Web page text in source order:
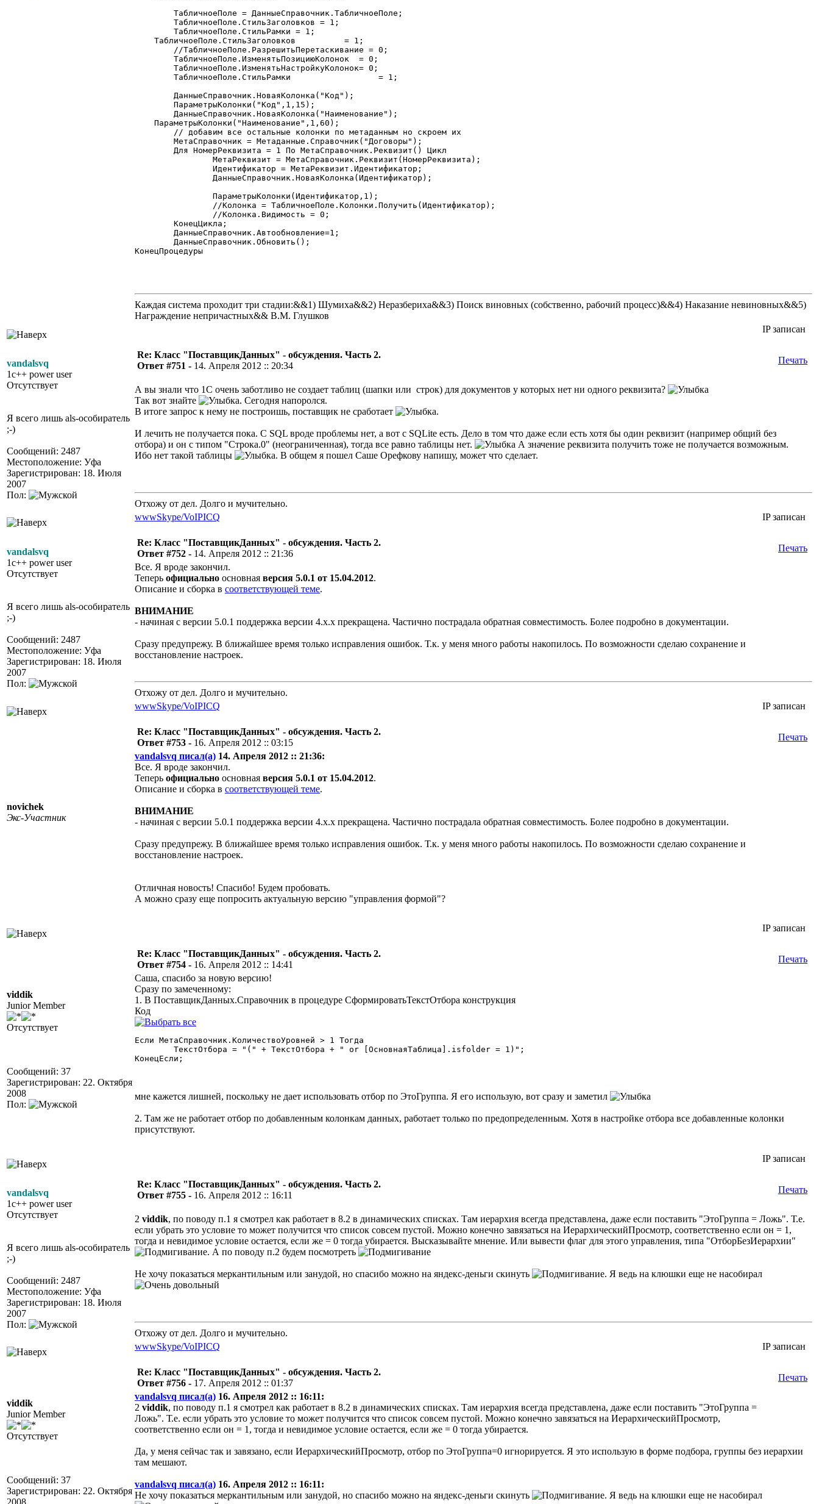
    ТабличноеПоле.СтильЗаголовков	   = 1;
    ПараметрыКолонки("Наименование",1,60);
КонецПроцедуры
Каждая система проходит три стадии:&&1) Шумиха&&2) Неразбериха&&3) Поиск виновных (собственно, рабочий процесс)&&4) Наказание невиновных&&5)
Награждение непричастных&& В.М. Глушков
IP записан
vandalsvq
1c++ power user
Отсутствует
Я всего лишь als-особиратель
;-)
Сообщений: 2487
Местоположение: Уфа
Зарегистрирован: 18. Июля
2007
Пол:
Re: Класс "ПоставщикДанных" - обсуждения. Часть 2.
Ответ #751 - 14. Апреля 2012 :: 20:34
Печать
А вы знали что 1С очень заботливо не создает таблиц (шапки или строк) для документов у которых нет ни одного реквизита?
Так вот знайте
. Сегодня напоролся.
В итоге запрос к нему не построишь, поставщик не сработает
.
И лечить не получается пока. С SQL вроде проблемы нет, а вот с SQLite есть. Дело в том что даже если есть хотя бы один реквизит (например общий без
отбора) и он с типом "Строка.0" (неограниченная), тогда все равно таблицы нет.
А значение реквизита получить тоже не получается возможным.
Ибо нет такой таблицы
. В общем я пошел Саше Орефкову напишу, может что сделает.
Отхожу от дел. Долго и мучительно.
wwwSkype/VoIPICQ IP записан
vandalsvq
1c++ power user
Отсутствует
Я всего лишь als-особиратель
;-)
Сообщений: 2487
Местоположение: Уфа
Зарегистрирован: 18. Июля
2007
Пол:
Re: Класс "ПоставщикДанных" - обсуждения. Часть 2.
Ответ #752 - 14. Апреля 2012 :: 21:36
Печать
Все. Я вроде закончил.
Теперь официально основная версия 5.0.1 от 15.04.2012.
Описание и сборка в соответствующей теме.
ВНИМАНИЕ
- начиная с версии 5.0.1 поддержка версии 4.х.х прекращена. Частично пострадала обратная совместимость. Более подробно в документации.
Сразу предупрежу. В ближайшее время только исправления ошибок. Т.к. у меня много работы накопилось. По возможности сделаю сохранение и
восстановление настроек.
Отхожу от дел. Долго и мучительно.
wwwSkype/VoIPICQ IP записан
novichek
Экс-Участник
Re: Класс "ПоставщикДанных" - обсуждения. Часть 2.
Ответ #753 - 16. Апреля 2012 :: 03:15
Печать
vandalsvq писал(а) 14. Апреля 2012 :: 21:36:
Все. Я вроде закончил.
Теперь официально основная версия 5.0.1 от 15.04.2012.
Описание и сборка в соответствующей теме.
ВНИМАНИЕ
- начиная с версии 5.0.1 поддержка версии 4.х.х прекращена. Частично пострадала обратная совместимость. Более подробно в документации.
Сразу предупрежу. В ближайшее время только исправления ошибок. Т.к. у меня много работы накопилось. По возможности сделаю сохранение и
восстановление настроек.
Отличная новость! Спасибо! Будем пробовать.
А можно сразу еще попросить актуальную версию "управления формой"?
IP записан
viddik
Junior Member
Отсутствует
Сообщений: 37
Зарегистрирован: 22. Октября
2008
Пол:
Re: Класс "ПоставщикДанных" - обсуждения. Часть 2.
Ответ #754 - 16. Апреля 2012 :: 14:41
Печать
Саша, спасибо за новую версию!
Сразу по замеченному:
1. В ПоставщикДанных.Справочник в процедуре СформироватьТекстОтбора конструкция
Код
Если МетаСправочник.КоличествоУровней > 1 Тогда
КонецЕсли;
мне кажется лишней, поскольку не дает использовать отбор по ЭтоГруппа. Я его использую, вот сразу и заметил
2. Там же не работает отбор по добавленным колонкам данных, работает только по предопределенным. Хотя в настройке отбора все добавленные колонки
присутствуют.
IP записан
vandalsvq
1c++ power user
Отсутствует
Я всего лишь als-особиратель
;-)
Сообщений: 2487
Местоположение: Уфа
Зарегистрирован: 18. Июля
2007
Пол:
Re: Класс "ПоставщикДанных" - обсуждения. Часть 2.
Ответ #755 - 16. Апреля 2012 :: 16:11
Печать
2 viddik, по поводу п.1 я смотрел как работает в 8.2 в динамических списках. Там иерархия всегда представлена, даже если поставить "ЭтоГруппа = Ложь". Т.е.
если убрать это условие то может получится что список совсем пустой. Можно конечно завязаться на ИерархическийПросмотр, соответственно если он = 1,
тогда и невидимое условие остается, если же = 0 тогда убирается. Высказывайте мнение. Или вывести флаг для этого управления, типа "ОтборБезИерархии"
. А по поводу п.2 будем посмотреть
Не хочу показаться меркантильным или занудой, но спасибо можно на яндекс-деньги скинуть . Я ведь на клюшки еще не насобирал
Отхожу от дел. Долго и мучительно.
wwwSkype/VoIPICQ IP записан
viddik
Junior Member
Отсутствует
Сообщений: 37
Зарегистрирован: 22. Октября
2008
Re: Класс "ПоставщикДанных" - обсуждения. Часть 2.
Ответ #756 - 17. Апреля 2012 :: 01:37
Печать
vandalsvq писал(а) 16. Апреля 2012 :: 16:11:
2 viddik, по поводу п.1 я смотрел как работает в 8.2 в динамических списках. Там иерархия всегда представлена, даже если поставить "ЭтоГруппа =
Ложь". Т.е. если убрать это условие то может получится что список совсем пустой. Можно конечно завязаться на ИерархическийПросмотр,
соответственно если он = 1, тогда и невидимое условие остается, если же = 0 тогда убирается.
Да, у меня сейчас так и завязано, если ИерархическийПросмотр, отбор по ЭтоГруппа=0 игнорируется. Я это использую в форме подбора, группы без иерархии
там мешают.
vandalsvq писал(а) 16. Апреля 2012 :: 16:11:
Не хочу показаться меркантильным или занудой, но спасибо можно на яндекс-деньги скинуть
. Я ведь на клюшки еще не насобирал